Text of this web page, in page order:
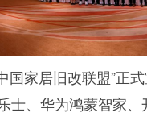
国家居旧改联盟”正
士、华为鸿蒙智家